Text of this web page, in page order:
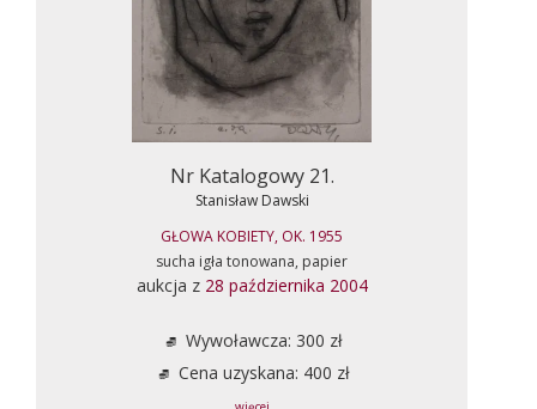
Nr Katalogowy 21.
Stanisław Dawski
GŁOWA KOBIETY, OK. 1955
sucha igła tonowana, papier
aukcja z 28 października 2004
Wywoławcza: 300 zł
Cena uzyskana: 400 zł